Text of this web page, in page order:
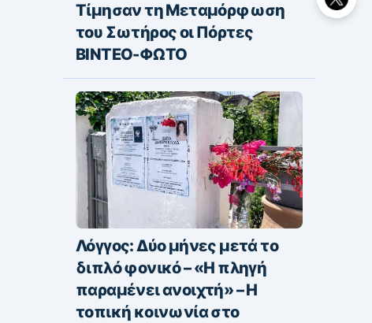
Τίμησαν τη Μεταμόρφωση
του Σωτήρος οι Πόρτες
ΒΙΝΤΕΟ-ΦΩΤΟ
Λόγγος: Δύο μήνες μετά το
διπλό φονικό – «H πληγή
παραμένει ανοιχτή» – Η
τοπική κοινωνία στο